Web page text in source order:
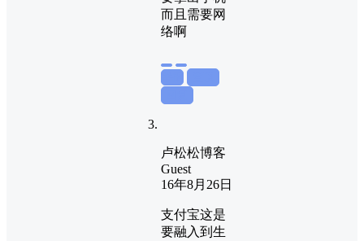
而且需要网
络啊
卢松松博客
Guest
16年8月26日
支付宝这是
要融入到生